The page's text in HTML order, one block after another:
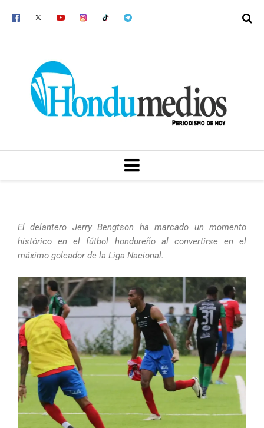
MENU
El delantero Jerry Bengtson ha marcado un momento
histórico en el fútbol hondureño al convertirse en el
máximo goleador de la Liga Nacional.